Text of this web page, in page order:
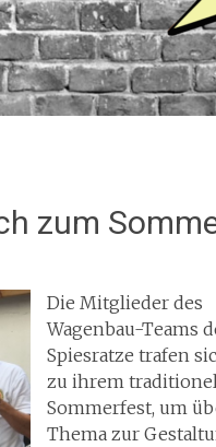
zum
Die Mitglieder des
Wagenbau-Teams
Spiesratze trafen
zu ihrem
Sommerfest, um
Thema zur